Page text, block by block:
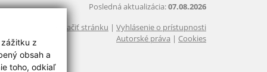
z
obsah a
toho, odkiaľ
Posledná aktualizácia:07.08.2026
Vytlačiť stránku | Vyhlásenie o prístupnosti
Autorské práva | Cookies